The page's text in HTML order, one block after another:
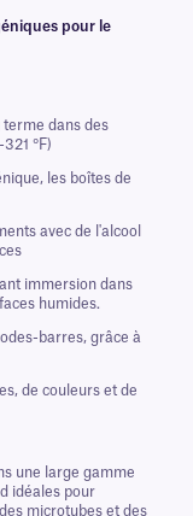
pour le
terme dans des
°F)
les boîtes de
avec de l'alcool
immersion dans
humides.
barres, grâce à
de couleurs et de
une large gamme
idéales pour
microtubes et des